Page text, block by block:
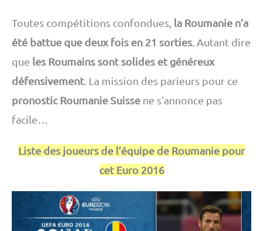
Toutes compétitions confondues, la Roumanie n’a
été battue que deux fois en 21 sorties . Autant dire
que les Roumains sont solides et généreux
défensivement. La mission des parieurs pour ce
pronostic Roumanie Suisse ne s’annonce pas
facile…
Liste des joueurs de l’équipe de Roumanie pour
cet Euro 2016